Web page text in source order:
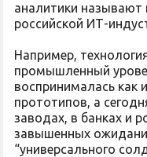
аналитики называют
российской ИТ-
Например,
промышленный
воспринималась как
прототипов, а
заводах, в банках и
завышенных
“универсального